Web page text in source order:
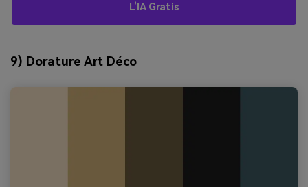
L’IA Gratis
9) Dorature Art Déco